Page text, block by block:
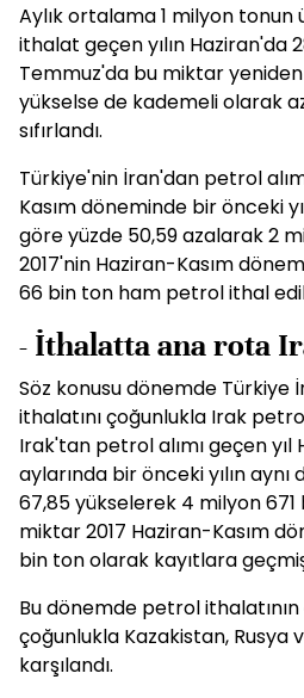
Aylık ortalama 1 milyon
ithalat geçen yılın Haziran'da
Temmuz'da bu miktar
yükselse de kademeli olarak
sıfırlandı.
Türkiye'nin İran'dan petrol
Kasım döneminde bir önceki
göre yüzde 50,59 azalarak 2
2017'nin Haziran-Kasım
66 bin ton ham petrol ithal
- İthalatta ana rota
Söz konusu dönemde Türkiye
ithalatını çoğunlukla Irak
Irak'tan petrol alımı geçen yıl
aylarında bir önceki yılın
67,85 yükselerek 4 milyon 671
miktar 2017 Haziran-Kasım
bin ton olarak kayıtlara
Bu dönemde petrol ithalatının
çoğunlukla Kazakistan, Rusya
karşılandı.